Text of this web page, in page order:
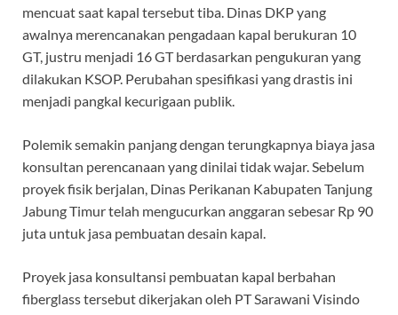
mencuat saat kapal tersebut tiba. Dinas DKP yang
awalnya merencanakan pengadaan kapal berukuran 10
GT, justru menjadi 16 GT berdasarkan pengukuran yang
dilakukan KSOP. Perubahan spesifikasi yang drastis ini
menjadi pangkal kecurigaan publik.
Polemik semakin panjang dengan terungkapnya biaya jasa
konsultan perencanaan yang dinilai tidak wajar. Sebelum
proyek fisik berjalan, Dinas Perikanan Kabupaten Tanjung
Jabung Timur telah mengucurkan anggaran sebesar Rp 90
juta untuk jasa pembuatan desain kapal.
Proyek jasa konsultansi pembuatan kapal berbahan
fiberglass tersebut dikerjakan oleh PT Sarawani Visindo